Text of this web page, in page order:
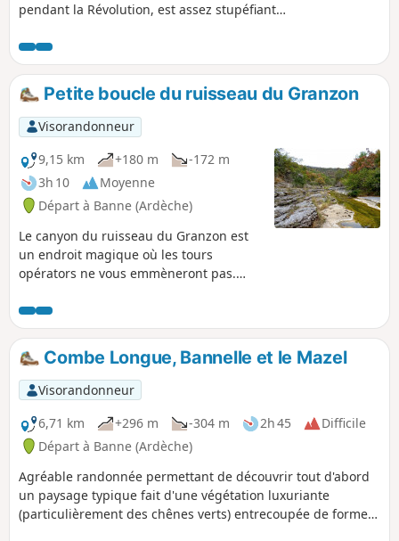
pendant la Révolution, est assez stupéfiante.
difficulté sauf si on ne souhaite pas marcher
dans un chemin caillouteux. Parfaite en
balade apéritive ou digestive.
Petite boucle du ruisseau du Granzon
Visorandonneur
9,15 km
+180 m
-172 m
3h 10
Moyenne
Départ à Banne (Ardèche)
Le canyon du ruisseau du Granzon est
un endroit magique où les tours
opérators ne vous emmèneront pas.
retour est proposé par le plateau et une
petite route. Les allergiques au goudron
pourront préférer faire un aller-retour.
Combe Longue, Bannelle et le Mazel
Visorandonneur
6,71 km
+296 m -304 m 2h 45
Difficile
Départ à Banne (Ardèche)
Agréable randonnée permettant de découvrir tout d'abord
un paysage typique fait d'une végétation luxuriante
(particulièrement des chênes verts) entrecoupée de formes